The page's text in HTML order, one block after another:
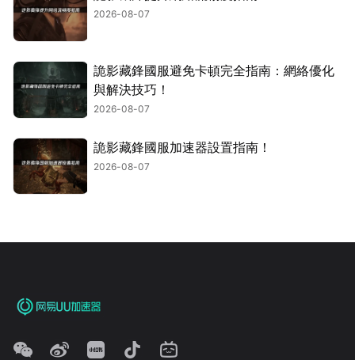
2026-08-07
詭影藏鋒國服避免卡頓完全指南：網絡優化
與解決技巧！
2026-08-07
詭影藏鋒國服加速器設置指南！
2026-08-07